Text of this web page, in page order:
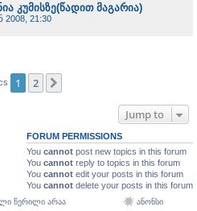
კუმისზე(წადით მაგარია)
2008, 21:30
1 2
Jump to
FORUM PERMISSIONS
You cannot post new topics in this forum
You cannot reply to topics in this forum
You cannot edit your posts in this forum
You cannot delete your posts in this forum
წერილი არაა ანონსი